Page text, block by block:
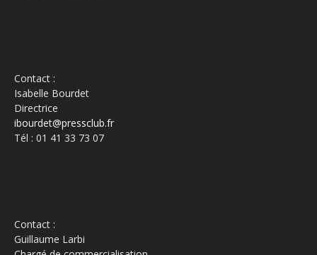
Contact :
Isabelle Bourdet
Directrice
ibourdet@pressclub.fr
Tél : 01 41 33 73 07
Contact :
Guillaume Larbi